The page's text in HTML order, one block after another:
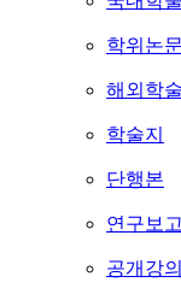
학위논문
해외학
학술지
단행본
연구보
공개강의